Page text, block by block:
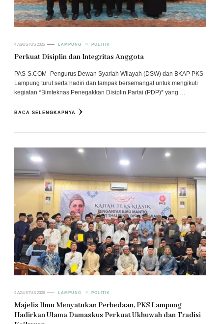
4 AGUSTUS 2026 LAMPUNG POLITIK
Perkuat Disiplin dan Integritas Anggota
PAS-S.COM- Pengurus Dewan Syariah Wilayah (DSW) dan BKAP PKS
Lampung turut serta hadiri dan tampak bersemangat untuk mengikuti
kegiatan *Bimteknas Penegakkan Disiplin Partai (PDP)* yang …
BACA SELENGKAPNYA
4 AGUSTUS 2026 LAMPUNG POLITIK
Majelis Ilmu Menyatukan Perbedaan, PKS Lampung
Hadirkan Ulama Damaskus Perkuat Ukhuwah dan Tradisi